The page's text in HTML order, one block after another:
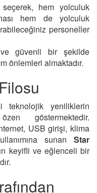
seçerek, hem yolculuk
hem de yolculuk
personeller
ve güvenli bir şekilde
önlemleri almaktadır.
teknolojik yeniliklerin
göstermektedir.
USB girişi, klima
sunan Star
keyifli ve eğlenceli bir